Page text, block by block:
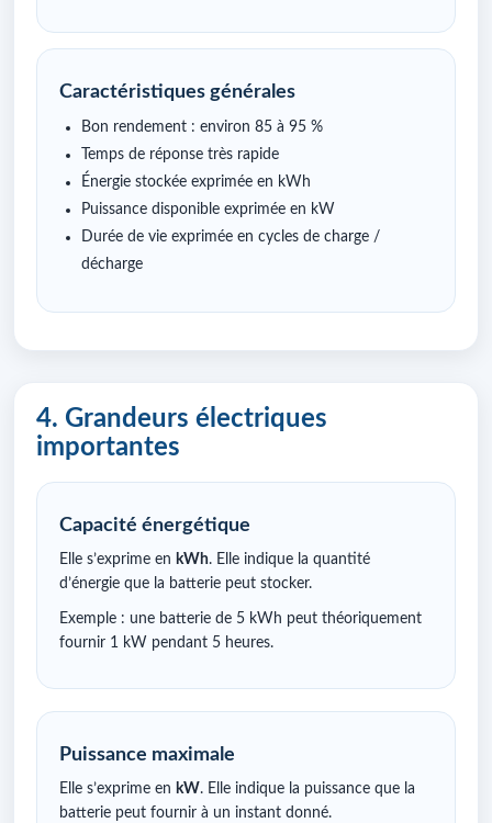
Caractéristiques générales
Bon rendement : environ 85 à 95 %
Temps de réponse très rapide
Énergie stockée exprimée en kWh
Puissance disponible exprimée en kW
Durée de vie exprimée en cycles de charge /
décharge
4. Grandeurs électriques
importantes
Capacité énergétique
Elle s’exprime en kWh. Elle indique la quantité
d’énergie que la batterie peut stocker.
Exemple : une batterie de 5 kWh peut théoriquement
fournir 1 kW pendant 5 heures.
Puissance maximale
Elle s’exprime en kW. Elle indique la puissance que la
batterie peut fournir à un instant donné.